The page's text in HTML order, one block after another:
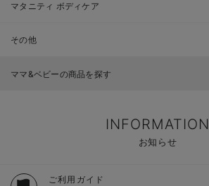
マタニティ ボディケア
その他
ママ&ベビーの商品を探す
INFORMATION
お知らせ
ご利用ガイド